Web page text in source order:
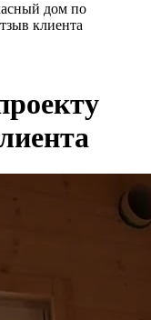
дом по
клиента